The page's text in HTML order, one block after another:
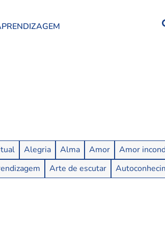
Alegria Alma Amor Amor
Arte de escutar